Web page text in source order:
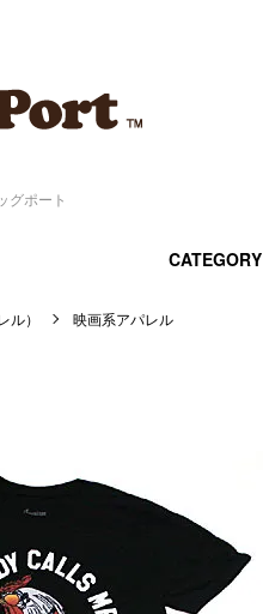
グポート
CATEGORY
） 映画系アパレル